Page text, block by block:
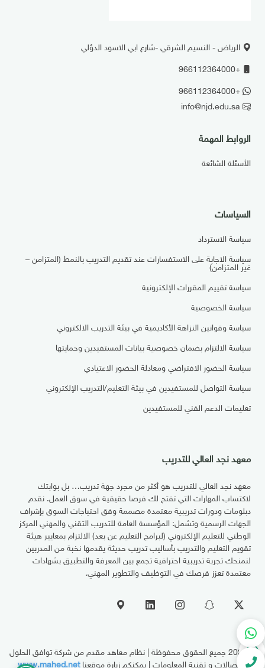
الرياض - النسيم الشرقي -شارع ابي الاسود الدؤلي
+966112364000
+966112364000
info@njd.edu.sa
الروابط المهمة
الأسئلة الشائعة
السياسات
سياسة الاسترداد
سياسة الاجابة على الاستفسارات عند تقديم التدريب بالنمط (المتزامن –
غير المتزامن)
سياسة تقييم المقررات الإلكترونية
سياسة الخصوصية
سياسة وقوانين النزاهة الأكاديمية في بيئة التدريب الالكتروني
سياسة الالتزام بضمان خصوصية بيانات المستفيدين وحمايتها
سياسة الحضور الافتراضي ومعادلة الحضور الاعتيادي
سياسة التواصل للمستفيدين في بيئة التعليم/التدريب الإلكتروني
تعليمات الدعم الفني للمستفيدين
معهد نجد العالي للتدريب
معهد نجد العالي للتدريب هو أكثر من مجرد جهة تدريب… بل بوابتك
لاكتساب المهارات التي تفتح لك فرصا حقيقية في سوق العمل. نقدم
دبلومات ودورات تدريبية معتمدة مصممة وفق احتياجات السوق بإشراف
الجهات الرسمية وتشمل: المؤسسة العامة للتدريب التقني والمهني المركز
الوطني للتعليم الإلكتروني (لبرامج التعليم عن بعد) الالتزام بمعايير هيئة
تقويم التعليم والتدريب بأساليب تدريب حديثة يقدمها نخبة من المدربين
لنمنحك تجربة تدريبية احترافية تجمع بين المعرفة والتطبيق بشهادات
معتمدة تعزز فرصك في التوظيف والتطوير المهني.
© 2026
جميع الحقوق محفوظة | نظام معاهد مقدم من شركة توافق الحلول
للإتصالات و تقنية المعلومات | يمكنكم زيارة موقعناwww.mahed.net